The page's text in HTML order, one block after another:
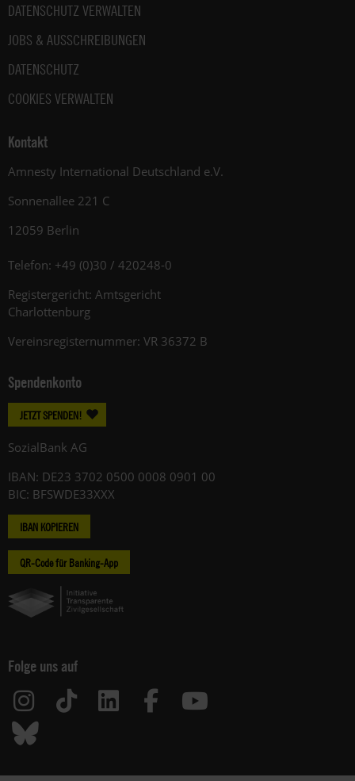
DATENSCHUTZ VERWALTEN
JOBS & AUSSCHREIBUNGEN
DATENSCHUTZ
COOKIES VERWALTEN
Kontakt
Amnesty International Deutschland e.V.
Sonnenallee 221 C
12059 Berlin
Telefon: +49 (0)30 / 420248-0
Registergericht: Amtsgericht
Charlottenburg
Vereinsregisternummer: VR 36372 B
Spendenkonto
JETZT SPENDEN!
SozialBank AG
IBAN: DE23 3702 0500 0008 0901 00
BIC: BFSWDE33XXX
IBAN KOPIEREN
QR-Code für Banking-App
Folge uns auf